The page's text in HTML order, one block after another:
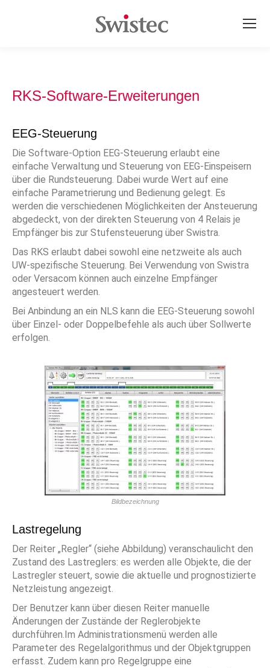
RKS-Software-Erweiterungen
EEG-Steuerung
Die Software-Option EEG-Steuerung erlaubt eine
einfache Verwaltung und Steuerung von EEG-Einspeisern
über die Rundsteuerung. Dabei wurde Wert auf eine
einfache Parametrierung und Bedienung gelegt. Es
werden die verschiedenen Möglichkeiten der Ansteuerung
abgedeckt, von der direkten Steuerung von 4 Relais je
Empfänger bis zur Stufensteuerung über Swistra.
Das RKS erlaubt dabei sowohl eine netzweite als auch
UW-spezifische Steuerung. Bei Verwendung von Swistra
oder Versacom können auch einzelne Empfänger
angesteuert werden.
Bei Anbindung an ein NLS kann die EEG-Steuerung sowohl
über Einzel- oder Doppelbefehle als auch über Sollwerte
erfolgen.
Bildbezeichnung
Lastregelung
Der Reiter „Regler“ (siehe Abbildung) veranschaulicht den
Zustand des Lastreglers: es werden alle Objekte, die der
Lastregler steuert, sowie die aktuelle und prognostizierte
Netzleistung angezeigt.
Der Benutzer kann über diesen Reiter manuelle
Änderungen der Zustände der Reglerobjekte
durchführen.Im Administrationsmenü werden alle
Parameter des Regelalgorithmus und der Objektgruppen
erfasst. Zudem kann pro Regelgruppe eine